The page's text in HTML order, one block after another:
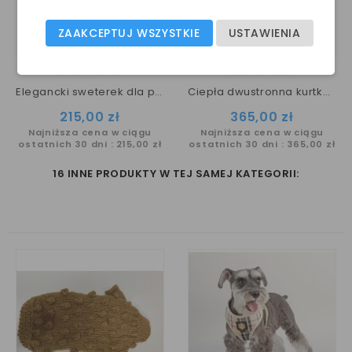
Elegancki sweterek dla psa AMARI black / Puppia
Cena
215,00 zł
Najniższa cena w ciągu
ostatnich 30 dni : 215,00 zł
Ciepła dwustronna kurtka dla psa HOLIS Puppia czerwona
Cena
365,00 zł
Najniższa cena w ciągu
ostatnich 30 dni : 365,00 zł
16 INNE PRODUKTY W TEJ SAMEJ KATEGORII:
USTAWIENIA
ZAAKCEPTUJ WSZYSTKIE